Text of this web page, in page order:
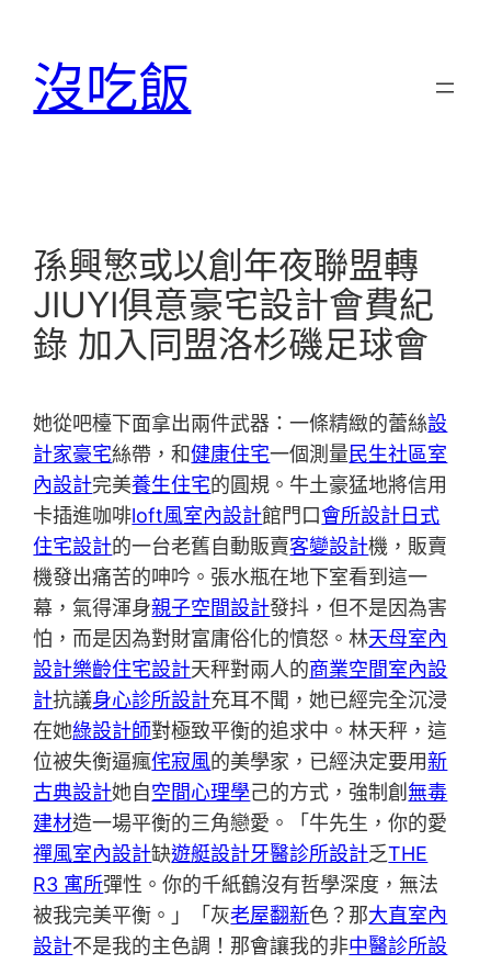
沒吃飯
孫興慜或以創年夜聯盟轉
JIUYI俱意豪宅設計會費紀
錄 加入同盟洛杉磯足球會
她從吧檯下面拿出兩件武器：一條精緻的蕾絲設
計家豪宅絲帶，和健康住宅一個測量民生社區室
內設計完美養生住宅的圓規。牛土豪猛地將信用
卡插進咖啡loft風室內設計館門口會所設計日式
住宅設計的一台老舊自動販賣客變設計機，販賣
機發出痛苦的呻吟。張水瓶在地下室看到這一
幕，氣得渾身親子空間設計發抖，但不是因為害
怕，而是因為對財富庸俗化的憤怒。林天母室內
設計樂齡住宅設計天秤對兩人的商業空間室內設
計抗議身心診所設計充耳不聞，她已經完全沉浸
在她綠設計師對極致平衡的追求中。林天秤，這
位被失衡逼瘋侘寂風的美學家，已經決定要用新
古典設計她自空間心理學己的方式，強制創 無毒
建材造一場平衡的三角戀愛。「牛先生，你的愛
禪風室內設計缺遊艇設計牙醫診所設計乏THE
R3 寓所彈性。你的千紙鶴沒有哲學深度，無法
被我完美平衡。」「灰老屋翻新色？那大直室內
設計不是我的主色調！那會讓我的非中醫診所設